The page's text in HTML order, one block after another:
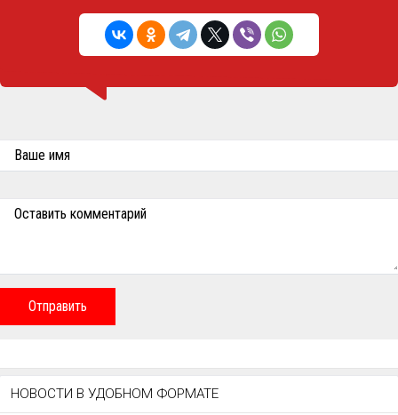
Ваше имя
Оставить комментарий
Отправить
НОВОСТИ В УДОБНОМ ФОРМАТЕ